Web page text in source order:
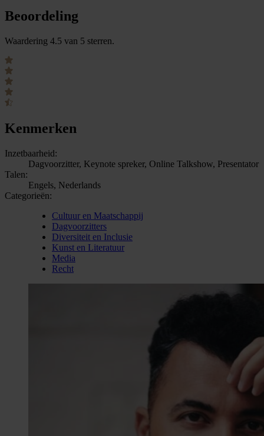
Beoordeling
Waardering 4.5 van 5 sterren.
Kenmerken
Inzetbaarheid:
Dagvoorzitter, Keynote spreker, Online Talkshow, Presentator
Talen:
Engels, Nederlands
Categorieën:
Cultuur en Maatschappij
Dagvoorzitters
Diversiteit en Inclusie
Kunst en Literatuur
Media
Recht